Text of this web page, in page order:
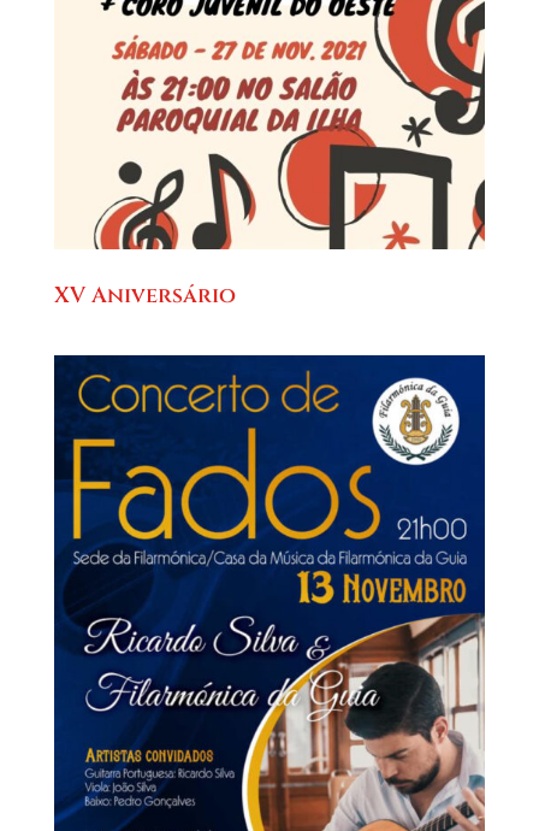
XV Aniversário